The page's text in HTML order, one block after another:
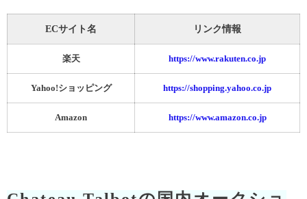
ECサイト名 リンク情報
楽天 https://www.rakuten.co.jp
Yahoo!ショッピング https://shopping.yahoo.co.jp
Amazon https://www.amazon.co.jp